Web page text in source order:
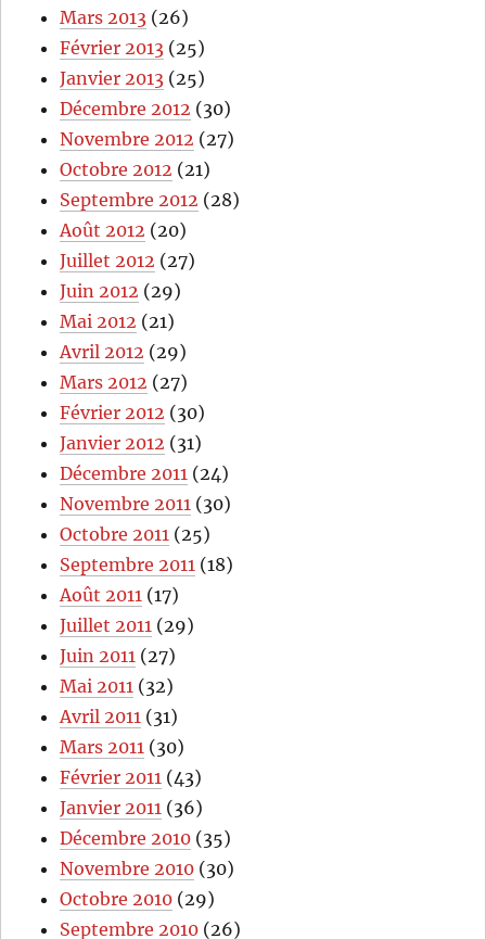
Mars 2013 (26)
Février 2013 (25)
Janvier 2013 (25)
Décembre 2012 (30)
Novembre 2012 (27)
Octobre 2012 (21)
Septembre 2012 (28)
Août 2012 (20)
Juillet 2012 (27)
Juin 2012 (29)
Mai 2012 (21)
Avril 2012 (29)
Mars 2012 (27)
Février 2012 (30)
Janvier 2012 (31)
Décembre 2011 (24)
Novembre 2011 (30)
Octobre 2011 (25)
Septembre 2011 (18)
Août 2011 (17)
Juillet 2011 (29)
Juin 2011 (27)
Mai 2011 (32)
Avril 2011 (31)
Mars 2011 (30)
Février 2011 (43)
Janvier 2011 (36)
Décembre 2010 (35)
Novembre 2010 (30)
Octobre 2010 (29)
Septembre 2010 (26)